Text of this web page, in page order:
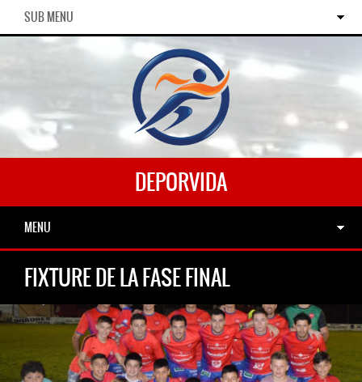
SUB MENU
DEPORVIDA
MENU
FIXTURE DE LA FASE FINAL